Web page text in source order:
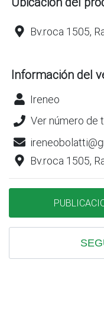
Bv.roca 1505,
Información del
Ireneo
Ver número de
Bv.roca 1505,